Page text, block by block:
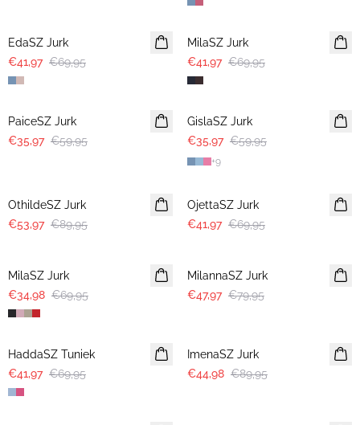
EdaSZ Jurk
€41,97 €69,95
-40%
MilaSZ Jurk
€41,97 €69,95
-40%
PaiceSZ Jurk
€35,97 €59,95
-40%
GislaSZ Jurk
€35,97 €59,95
+9
OthildeSZ Jurk
€53,97 €89,95
OjettaSZ Jurk
€41,97 €69,95
MilaSZ Jurk
€34,98 €69,95
MilannaSZ Jurk
€47,97 €79,95
-40%
HaddaSZ Tuniek
€41,97 €69,95
ImenaSZ Jurk
€44,98 €89,95
-40%